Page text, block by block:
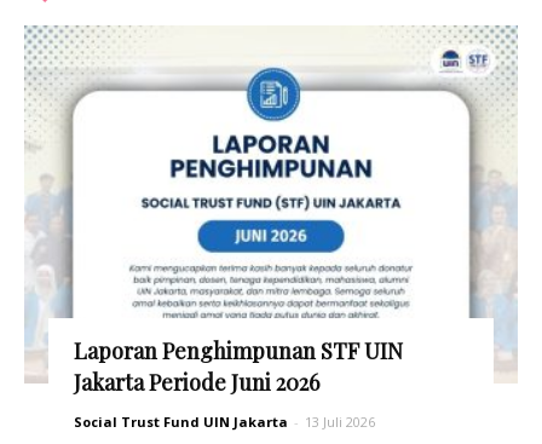
Laporan Penghimpunan STF UIN
Jakarta Periode Juni 2026
Social Trust Fund UIN Jakarta - 13 Juli 2026